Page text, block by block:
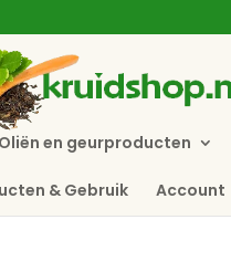
Oliën en geurproducten
& Gebruik Account